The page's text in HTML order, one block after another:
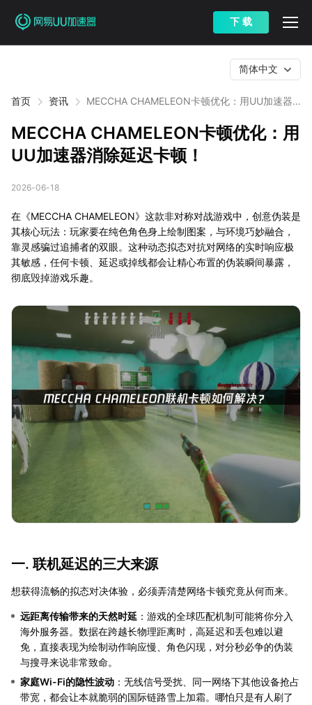
下 载
首页 资讯
MECCHA CHAMELEON卡顿优化：用UU加速器
简体中文
MECCHA CHAMELEON卡顿优化：用
UU加速器消除延迟卡顿！
2026-06-18
在《MECCHA CHAMELEON》这款非对称对战游戏中，创意伪装是
其核心玩法：玩家要在纯色角色身上绘制图案，与环境巧妙融合，
靠灵感骗过追捕者的双眼。这种动态拟态对抗对网络的实时响应极
其敏感，任何卡顿、延迟或掉线都会让精心布置的伪装瞬间暴露，
彻底毁掉游戏乐趣。
一. 联机延迟的三大来源
想获得流畅的拟态对决体验，必须弄清楚网络卡顿究竟从何而来。
远距离传输带来的天然时延 ：游戏的全球匹配机制可能将你分入
海外服务器。数据在跨越长物理距离时，高延迟和丢包难以避
免，直接表现为绘制动作响应慢、角色闪现，对分秒必争的伪装
与搜寻来说非常致命。
家庭Wi-Fi的隐性波动 ：无线信号受扰、同一网络下其他设备抢占
带宽，都会让本就脆弱的国际链路雪上加霜。哪怕只是有人刷了